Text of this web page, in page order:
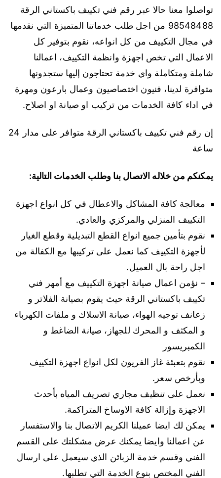
تواصلوا معنا حالا عبر رقم فني تكييف باكستاني الرقة
98548488 من اجل طلب خدماتنا المتميزة التي نقدمها
في مجال التكييف من كل انواعه، نقوم بتوفير كل
الاعمال التي تخص اجهزة وانظمة التكييف، اعمالنا
شاملة ومتكاملة واي خدمة تحتاجون إليها ستجدونها
متوافرة لدينا، فنيون اختصاصيون وعمال بارعون ومهرة
في اداء كافة الخدمات من تركيب او صيانة او اصلاح.
إن رقم فني تكييف باكستاني الرقة متوافر على مدار 24
ساعة
يمكنكم من خلاله الاتصال بنا وطلب الخدمات التالية:
معالجة كافة المشاكل والاعطال في كل انواع اجهزة
التكييف المنزلي والمركزي والعادي.
نقوم بتأمين جميع انواع القطع التبديلية وقطع الغيار
لأجهزة التكييف كما نعمل على تركيبها مع الكفالة من
اجل راحة بال العميل.
– نؤمن اعمال صيانة اجهزة التكييف مع أمهر فني
تكييف باكستاني الرقة حيث يقوم بصيانة الفلاتر و
زعانف توجيه الهواء، صيانة الاسلاك و ملفات الكهرباء
و المكثف و المحرك للجهاز، صيانة الضاغط و
الكمبريسور
نقوم بتعبئة غاز الفريون لكل انواع اجهزة التكييف
وبأرخص سعر.
نعمل على تنظيف مجاري تصريف المياه بأحدث
الاجهزة وإزالة كافة الاوساخ المتراكمة.
يمكن لك ايضا عميلنا الكريم الاتصال بنا والاستفسار
عن اعمالنا وايضا يمكنك عرض مشكلتك على القسم
الفني وقسم خدمة الزبائن الذي سيعمل على ارسال
الفني المختص بنوع الخدمة التي تطلبها.